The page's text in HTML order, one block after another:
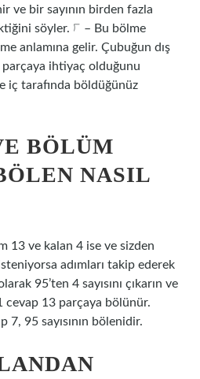
ve bir sayının birden fazla
söyler. ⟌ – Bu bölme
anlamına gelir. Çubuğun dış
ihtiyaç olduğunu
iç tarafında böldüğünüz
BÖLÜM
NASIL
13 ve kalan 4 ise ve sizden
adımları takip ederek
95’ten 4 sayısını çıkarın ve
cevap 13 parçaya bölünür.
7, 95 sayısının bölenidir.